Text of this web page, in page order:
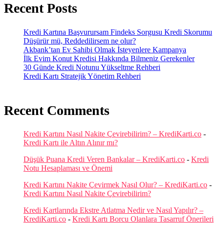
Recent Posts
Kredi Kartına Başvurursam Findeks Sorgusu Kredi Skorumu
Düşürür mü, Reddedilirsem ne olur?
Akbank’tan Ev Sahibi Olmak İsteyenlere Kampanya
İlk Evim Konut Kredisi Hakkında Bilmeniz Gerekenler
30 Günde Kredi Notunu Yükseltme Rehberi
Kredi Kartı Stratejik Yönetim Rehberi
Recent Comments
Kredi Kartını Nasıl Nakite Çevirebilirim? – KrediKarti.co -
Kredi Kartı ile Altın Alınır mı?
Düşük Puana Kredi Veren Bankalar – KrediKarti.co - Kredi
Notu Hesaplaması ve Önemi
Kredi Kartını Nakite Çevirmek Nasıl Olur? – KrediKarti.co -
Kredi Kartını Nasıl Nakite Çevirebilirim?
Kredi Kartlarında Ekstre Atlatma Nedir ve Nasıl Yapılır? –
KrediKarti.co - Kredi Kartı Borcu Olanlara Tasarruf Önerileri